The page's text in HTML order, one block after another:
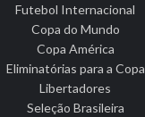
Futebol Internacional
Copa do Mundo
Copa América
Eliminatórias para a Copa
Libertadores
Seleção Brasileira